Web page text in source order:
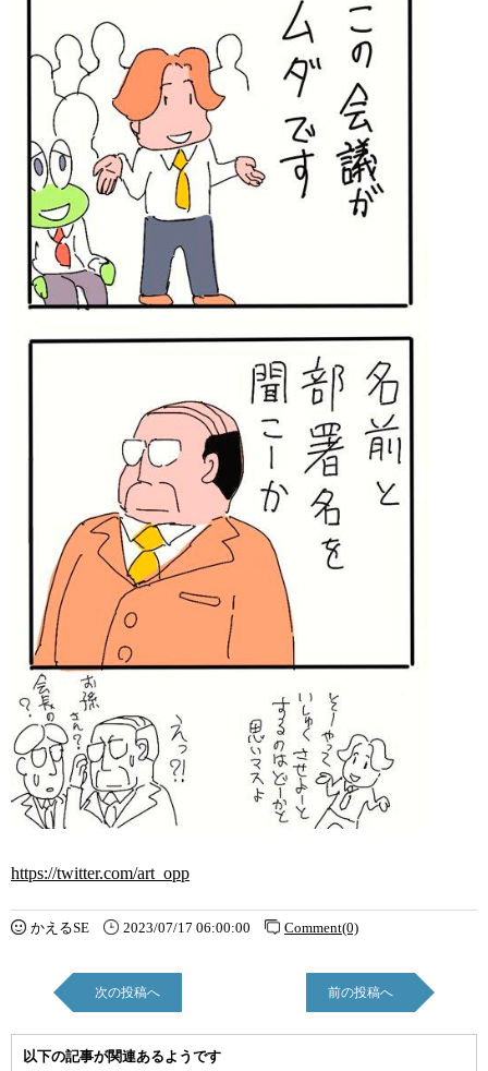
https://twitter.com/art_opp
かえるSE 2023/07/17 06:00:00 Comment(0)
次の投稿へ 前の投稿へ
以下の記事が関連あるようです